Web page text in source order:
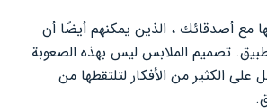
مع أصدقائك ، الذين يمكنهم أيضًا أن
تصميم الملابس ليس بهذه الصعوبة
الكثير من الأفكار لتلتقطها من